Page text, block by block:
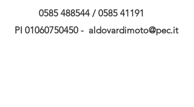
0585 488544 / 0585 41191
PI 01060750450 - aldovardimoto@pec.it